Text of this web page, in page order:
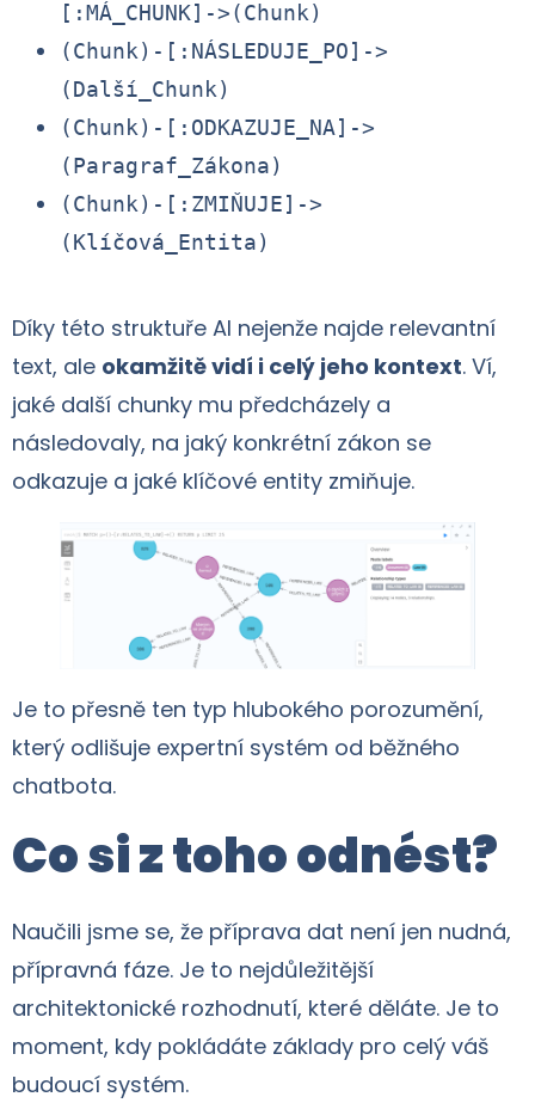
[:MÁ_CHUNK]->(Chunk)
(Chunk)-[:NÁSLEDUJE_PO]->
(Další_Chunk)
(Chunk)-[:ODKAZUJE_NA]->
(Paragraf_Zákona)
(Chunk)-[:ZMIŇUJE]->
(Klíčová_Entita)
Díky této struktuře AI nejenže najde relevantní
text, ale okamžitě vidí i celý jeho kontext. Ví,
jaké další chunky mu předcházely a
následovaly, na jaký konkrétní zákon se
odkazuje a jaké klíčové entity zmiňuje.
Je to přesně ten typ hlubokého porozumění,
který odlišuje expertní systém od běžného
chatbota.
Co si z toho odnést?
Naučili jsme se, že příprava dat není jen nudná,
přípravná fáze. Je to nejdůležitější
architektonické rozhodnutí, které děláte. Je to
moment, kdy pokládáte základy pro celý váš
budoucí systém.